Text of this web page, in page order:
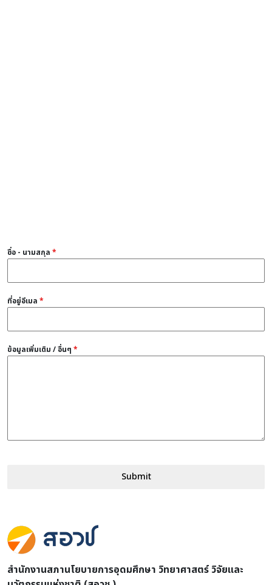
ชื่อ - นามสกุล *
ที่อยู่อีเมล *
ข้อมูลเพิ่มเติม / อื่นๆ *
Submit
สำนักงานสภานโยบายการอุดมศึกษา วิทยาศาสตร์ วิจัยและ